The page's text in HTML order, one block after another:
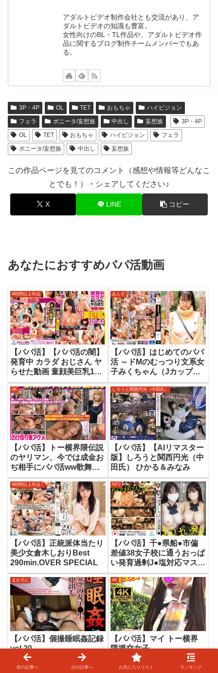
アダルトビデオ制作会社とも交流があり、ア
ダルトビデオの知識も豊富。
女性向けのBL・TL作品や、アダルトビデオ作
品に関するブログ制作チームメンバーでもあ
る。
3P・4P OL TET おもちゃ
ハイビジョン
フェラ
ボニータ/妄想族 中出し 妄想族
3P・4P
OL
TET おもちゃ ハイビジョン
フェラ
ボニータ/妄想族
中出し 妄想族
この作品ページを見てのコメント（感想や情報等どんなこ
とでも！）・シェアしてください♪
X LINE コピー
あなたにおすすめパパ活動画
4時間以上作品
【パパ活】【パパ活の闇】
発育中 カラダ おじさん ヤ
らせた動画 童顔美巨乳12
人4時間
あんず
【パパ活】はじめてのパパ
活 ～ドMのむっつり文系女
子みくちゃん（Jカップ）
編～
4K
【パパ活】トー横界隈伝説
のヤリマン、今では成金お
ぢ相手にパパ活ww歌舞伎
時代のヒリヒリした刺激を
求めてハードイラマで昇天
アクメ 喉奥耐性SSS金髪
ビッチすずちゃん 22歳
しろうと関西円光（中田氏）
【パパ活】【AIリマスター
版】しろうと関西円光（中
田氏） ひかる＆みなみ
4時間以上作品
【パパ活】正統派体当たり
美少女倉木しおりBest
290min.OVER SPECIAL
NPJ
【パパ活】千●県船●市偏
差値38女子校に通うおっぱ
い発育過剰J●塩対応マスク
女子（SNSでパパ活始めた
て）2人の中出しSEX映像
公開
まかろに
【パパ活】個撮睡眠姦記録
vol.20
4K
【パパ活】マイ トー横界
隈援交女子
CHoBitcH 4時間以上作品
前の記事へ 次の記事へ お気に入りリスト ランキング